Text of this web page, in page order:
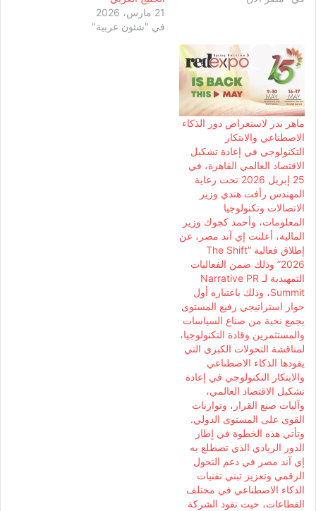
21 مارس، 2026
في "شئون عربية"
ماهر بدر لاستعراض دور الذكاء
الاصطناعي والابتكار
التكنولوجي في إعادة تشكيل
الاقتصاد العالمي القاهرة، في
25 إبريل 2026 تحت رعاية
المهندس رأفت هندي وزير
الاتصالات وتكنولوجيا
المعلومات، وأحمد كجوك وزير
المالية، أعلنت إي آند مصر، عن
إطلاق فعالية “The Shift
2026” وذلك ضمن الفعاليات
التمهيدية لـ Narrative PR
Summit، وذلك باعتباره أول
حوار استراتيجي رفيع المستوى
يجمع نخبة من صناع السياسات
والمستثمرين وقادة التكنولوجيا،
لمناقشة التحولات الكبرى التي
يقودها الذكاء الاصطناعي
والابتكار التكنولوجي في إعادة
تشكيل الاقتصاد العالمي،
وآليات صنع القرار، وتوازنات
القوى على المستوى الدولي.
وتأتي هذه الخطوة في إطار
الدور الريادي الذي تضطلع به
إي آند مصر في دعم التحول
الرقمي وتعزيز تبني تقنيات
الذكاء الاصطناعي في مختلف
القطاعات، حيث تقود الشركة